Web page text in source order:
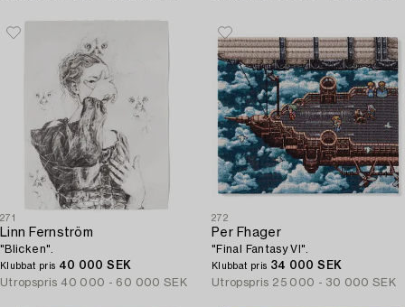
271
Linn Fernström
"Blicken".
Klubbat pris 40 000 SEK
Utropspris 40 000 - 60 000 SEK
272
Per Fhager
"Final Fantasy VI".
Klubbat pris 34 000 SEK
Utropspris 25 000 - 30 000 SEK